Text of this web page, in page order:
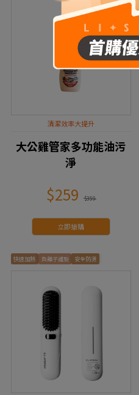
清潔效率大提升
大公雞管家多功能油污
淨
$259 $359
立即搶購
快速加熱 負離子護髮 安全防燙